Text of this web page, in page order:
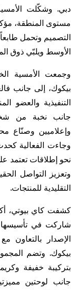
دبي. وشكّلت
مستوى المنطقة،
التصميم وتحمل طابعاً
الأوسط ويلبّي ذوق
وجمعت الأمسية
بيكوك، إلى جانب
التنفيذية والعضو
جانب نخبة من
وإعلاميين وصنّاع
وجاءت الفعالية
نحو إطلاقات تعتمد
وتعزيز التواصل
التقليدية للمنتجات.
كشفت كاي بيوتي،
شاركت في تأسيسها
الإصدار بالتعاون مع
بيكوك
بتركيبة خفيفة
جانب لوحتين